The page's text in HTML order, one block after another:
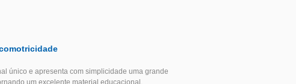
único e apresenta com simplicidade uma grande
um excelente material educacional,